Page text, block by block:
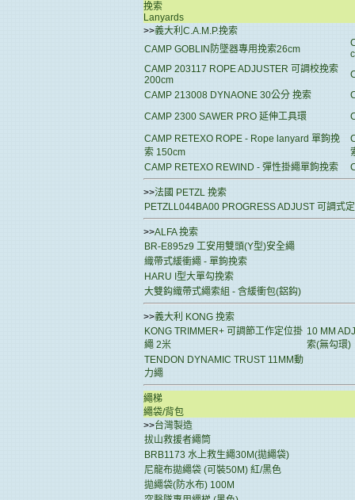
挽索
Lanyards
>>義大利C.A.M.P.挽索
CAMP GOBLIN防墜器專用挽索26cm
CAMP 203117 ROPE ADJUSTER 可調校挽索
200cm
CAMP 213008 DYNAONE 30公分 挽索
CAMP 2300 SAWER PRO 延伸工具環
CAMP RETEXO ROPE - Rope lanyard 單鉤挽
索 150cm
CAMP RETEXO REWIND - 彈性掛繩單鉤挽索
>>法國 PETZL 挽索
PETZLL044BA00 PROGRESS ADJUST 可調式
>>ALFA 挽索
BR-E895z9 工安用雙頭(Y型)安全繩
織帶式緩衝繩 - 單鉤挽索
HARU I型大單勾挽索
大雙鈎織帶式繩索組 - 含緩衝包(鋁鈎)
>>義大利 KONG 挽索
KONG TRIMMER+ 可調節工作定位掛
繩 2米
10 MM
索(無勾環)
TENDON DYNAMIC TRUST 11MM動
力繩
繩梯
繩袋/背包
>>台灣製造
拔山救援者繩筒
BRB1173 水上救生繩30M(拋繩袋)
尼龍布拋繩袋 (可裝50M) 紅/黑色
拋繩袋(防水布) 100M